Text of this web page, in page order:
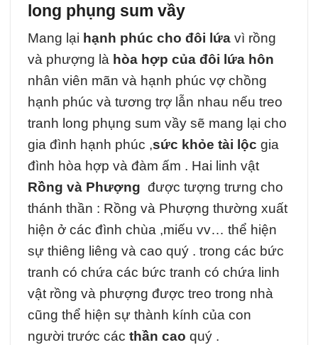
long phụng sum vầy
Mang lại hạnh phúc cho đôi lứa vì rồng
và phượng là hòa hợp của đôi lứa hôn
nhân viên mãn và hạnh phúc vợ chồng
hạnh phúc và tương trợ lẫn nhau nếu treo
tranh long phụng sum vầy sẽ mang lại cho
gia đình hạnh phúc ,sức khỏe tài lộc gia
đình hòa hợp và đàm ấm . Hai linh vật
Rồng và Phượng được tượng trưng cho
thánh thần : Rồng và Phượng thường xuất
hiện ở các đình chùa ,miếu vv… thể hiện
sự thiêng liêng và cao quý . trong các bức
tranh có chứa các bức tranh có chứa linh
vật rồng và phượng được treo trong nhà
cũng thể hiện sự thành kính của con
người trước các thần cao quý .